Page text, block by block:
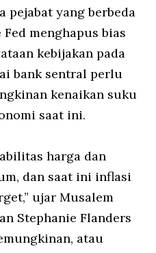
pejabat yang berbeda
menghapus bias
kebijakan pada
bank sentral perlu
kenaikan suku
saat ini.
harga dan
dan saat ini inflasi
ujar Musalem
Stephanie Flanders
atau